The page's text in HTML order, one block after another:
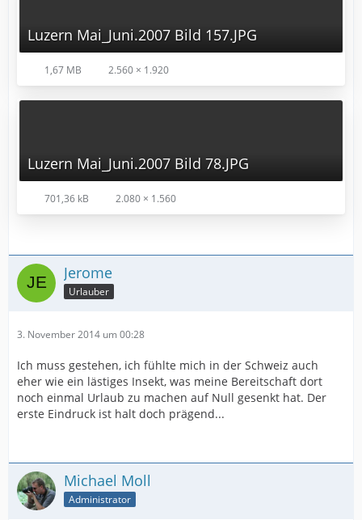
Luzern Mai_Juni.2007 Bild 157.JPG
1,67 MB 2.560 × 1.920
Luzern Mai_Juni.2007 Bild 78.JPG
701,36 kB 2.080 × 1.560
Jerome
Urlauber
3. November 2014 um 00:28
Ich muss gestehen, ich fühlte mich in der Schweiz auch
eher wie ein lästiges Insekt, was meine Bereitschaft dort
noch einmal Urlaub zu machen auf Null gesenkt hat. Der
erste Eindruck ist halt doch prägend...
Michael Moll
Administrator